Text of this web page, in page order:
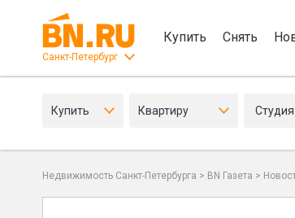
Санкт-Петербург
Купить Снять
Купить Квартиру Студия
Недвижимость Санкт-Петербурга > BN Газета >